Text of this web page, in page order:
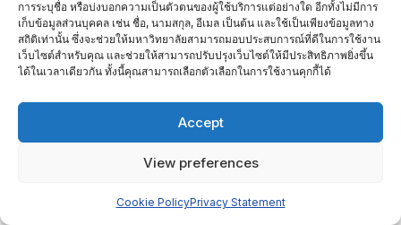
การระบุชื่อ หรือบ่งบอกความเป็นตัวตนของผู้ใช้บริการแต่อย่างใด อีกทั้งไม่มีการ
เก็บข้อมูลส่วนบุคคล เช่น ชื่อ, นามสกุล, อีเมล เป็นต้น และใช้เป็นเพียงข้อมูลทาง
สถิติเท่านั้น ซึ่งจะช่วยให้มหาวิทยาลัยสามารถมอบประสบการณ์ที่ดีในการใช้งาน
เว็บไซต์สำหรับคุณ และช่วยให้สามารถปรับปรุงเว็บไซต์ให้มีประสิทธิภาพยิ่งขึ้น
ได้ในเวลาเดียวกัน ทั้งนี้คุณสามารถเลือกตัวเลือกในการใช้งานคุกกี้ได้
Accept
View preferences
Cookie PolicyPrivacy Statement
คณะผู้บริหารคณะวิทยาศาสตร์ ปี 2558- 2562
ผู้ตรวจประเมิน MUQD
ประกันคุณภาพภายนอก